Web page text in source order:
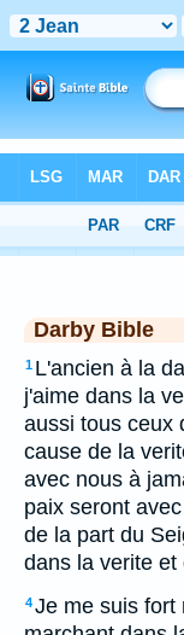
> 2 Jean 1
Darby Bible
1 L'ancien à la
j'aime dans la
aussi tous ceux
cause de la
avec nous à
paix seront
de la part du
dans la verite et
4Je me suis fort